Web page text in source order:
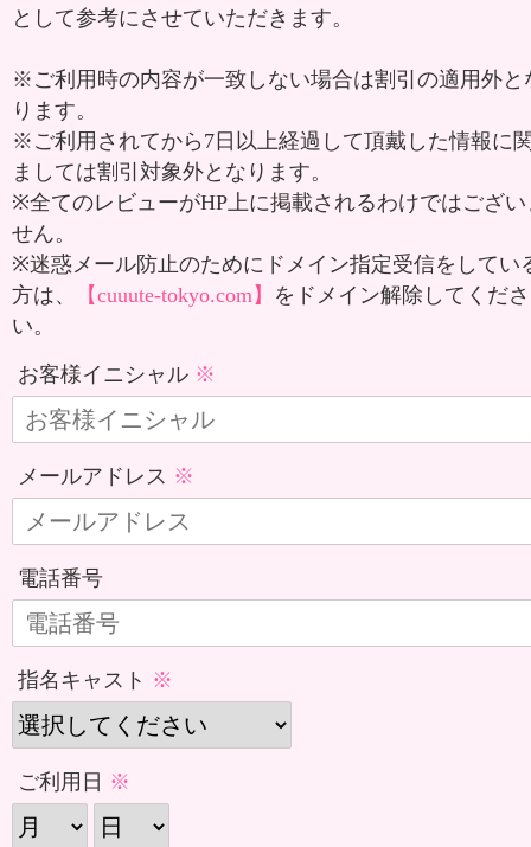
として参考にさせていただきます。
※ご利用時の内容が一致しない場合は割引の適用外と
ります。
※ご利用されてから7日以上経過して頂戴した情報に
ましては割引対象外となります。
※全てのレビューがHP上に掲載されるわけではござい
せん。
※迷惑メール防止のためにドメイン指定受信をしてい
方は、
【cuuute-tokyo.com】 をドメイン解除してくださ
い。
お客様イニシャル
メールアドレス
電話番号
指名キャスト
ご利用日